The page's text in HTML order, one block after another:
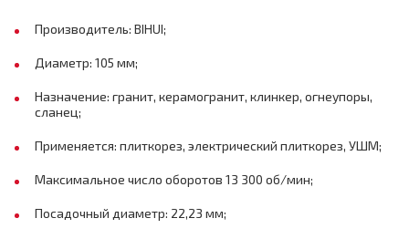
Производитель: BIHUI;
Диаметр: 105 мм;
Назначение: гранит, керамогранит, клинкер, огнеупоры,
сланец;
Применяется: плиткорез, электрический плиткорез, УШМ;
Максимальное число оборотов 13 300 об/мин;
Посадочный диаметр: 22,23 мм;